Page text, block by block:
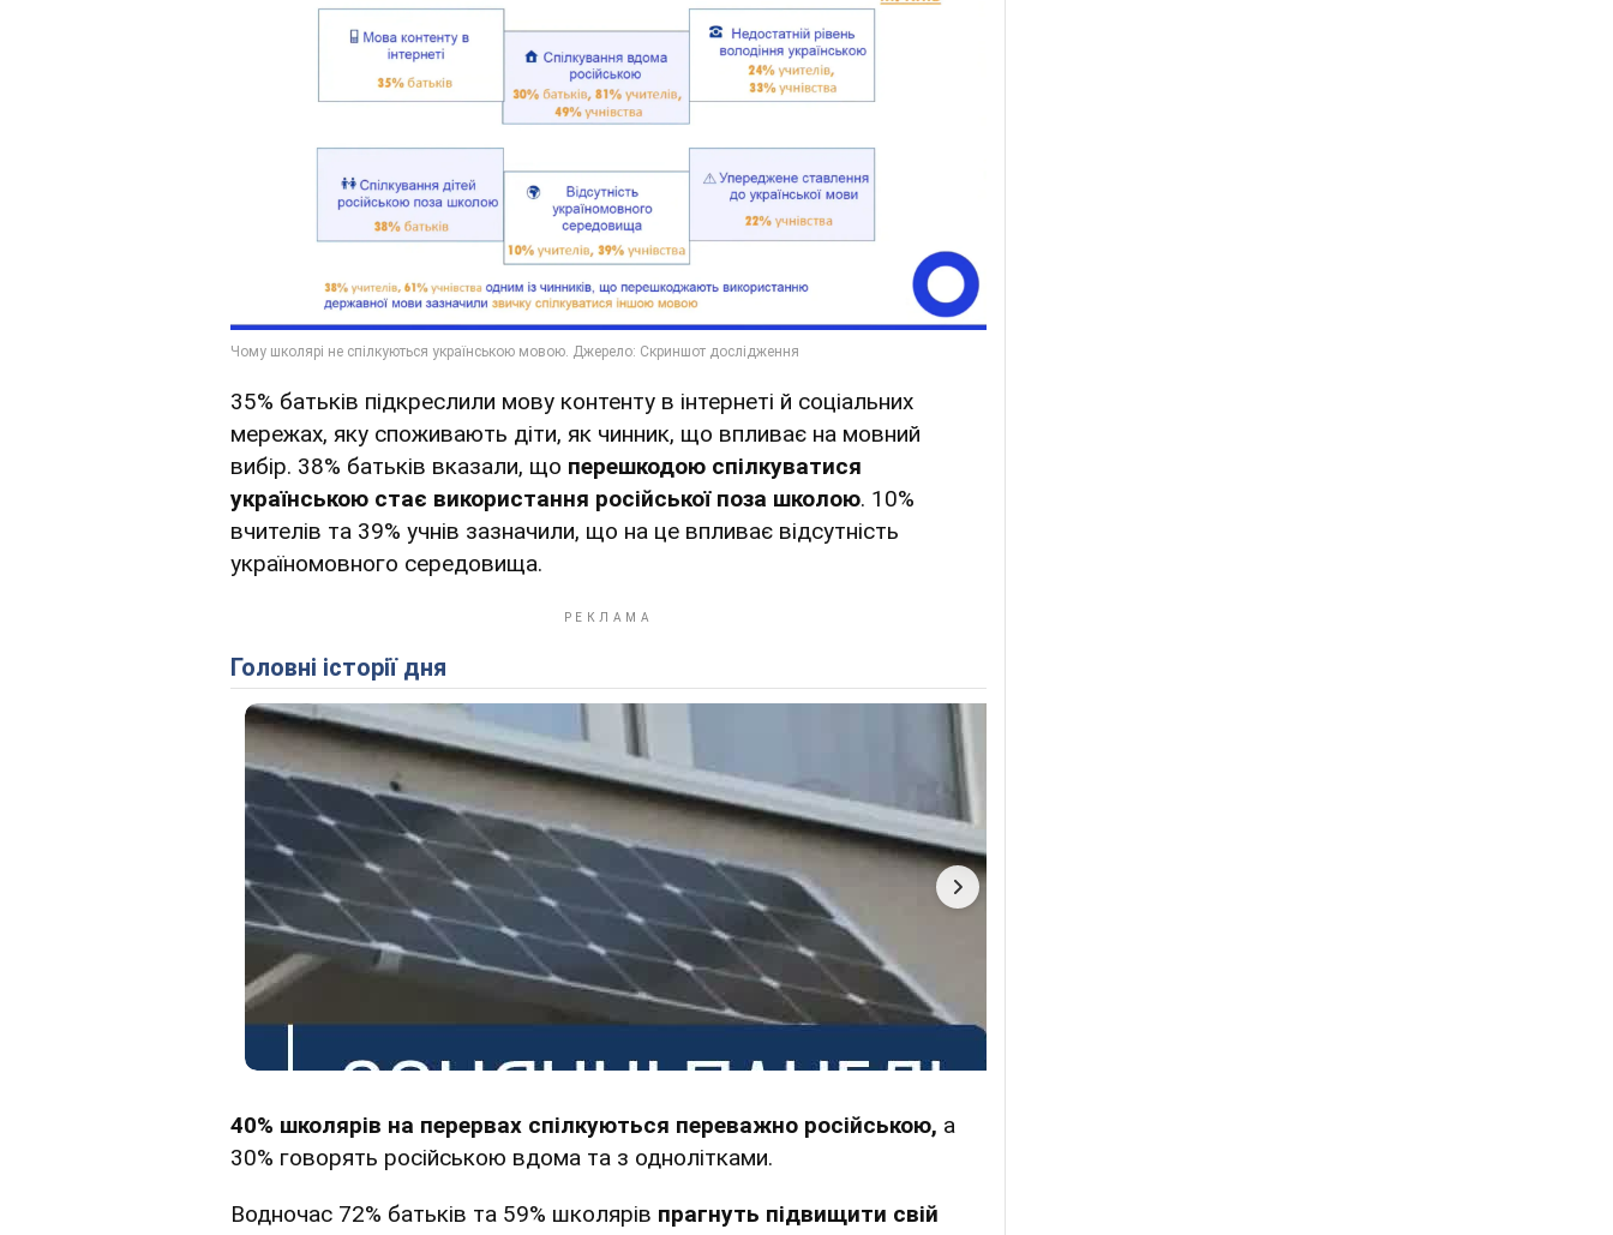
35% батьків підкреслили мову контенту в інтернеті й соціальних
мережах, яку споживають діти, як чинник, що впливає на мовний
вибір. 38% батьків вказали, що перешкодою спілкуватися
українською стає використання російської поза школою. 10%
вчителів та 39% учнів зазначили, що на це впливає відсутність
україномовного середовища.
Головні історії дня
40% школярів на перервах спілкуються переважно російською, а
30% говорять російською вдома та з однолітками.
Водночас 72% батьків та 59% школярів прагнуть підвищити свій